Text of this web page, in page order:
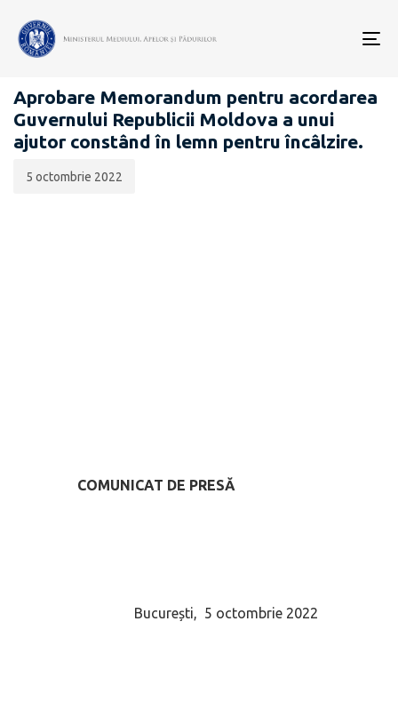
COMUNICATE DE PRESĂ
Aprobare Memorandum pentru acordarea
Guvernului Republicii Moldova a unui
ajutor constând în lemn pentru încâlzire.
publicării:
5 octombrie 2022
COMUNICAT DE PRESĂ
București, 5 octombrie 2022